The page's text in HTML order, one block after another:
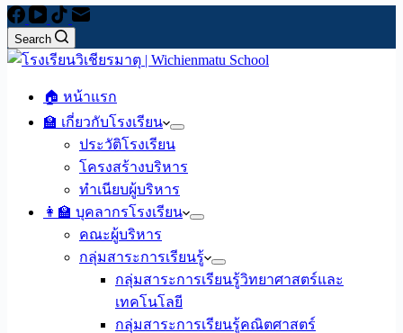
Search
🏠 หน้าแรก
🏫 เกี่ยวกับโรงเรียน
ประวัติโรงเรียน
โครงสร้างบริหาร
ทำเนียบผู้บริหาร
👩‍🏫 บุคลากรโรงเรียน
คณะผู้บริหาร
กลุ่มสาระการเรียนรู้
กลุ่มสาระการเรียนรู้วิทยาศาสตร์และ
เทคโนโลยี
กลุ่มสาระการเรียนรู้คณิตศาสตร์